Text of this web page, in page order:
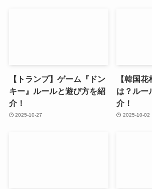
【トランプ】ゲーム『ドン
キー』ルールと遊び方を紹
介！
2025-10-27
【韓国
は？ルー
介！
2025-10-02